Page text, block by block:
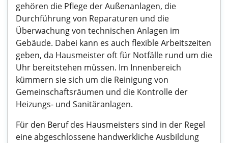
gehören die Pflege der Außenanlagen, die
Durchführung von Reparaturen und die
Überwachung von technischen Anlagen im
Gebäude. Dabei kann es auch flexible Arbeitszeiten
geben, da Hausmeister oft für Notfälle rund um die
Uhr bereitstehen müssen. Im Innenbereich
kümmern sie sich um die Reinigung von
Gemeinschaftsräumen und die Kontrolle der
Heizungs- und Sanitäranlagen.
Für den Beruf des Hausmeisters sind in der Regel
eine abgeschlossene handwerkliche Ausbildung